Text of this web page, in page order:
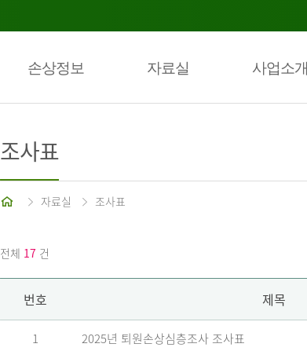
손상정보 자료실 사업소개
조사표
홈 자료실 조사표
전체 17 건
번호 제목
1 2025년 퇴원손상심층조사 조사표